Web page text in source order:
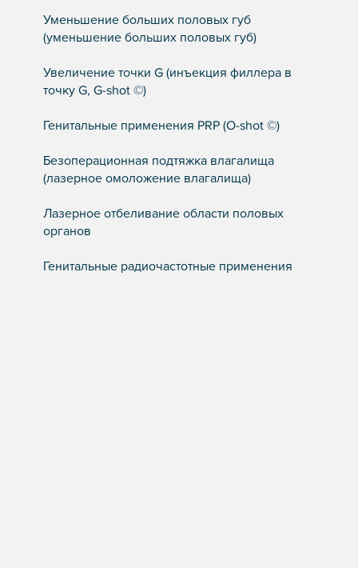
Уменьшение больших половых губ
(уменьшение больших половых губ)
Увеличение точки G (инъекция филлера в
точку G, G-shot ©)
Генитальные применения PRP (O-shot ©)
Безоперационная подтяжка влагалища
(лазерное омоложение влагалища)
Лазерное отбеливание области половых
органов
Генитальные радиочастотные применения